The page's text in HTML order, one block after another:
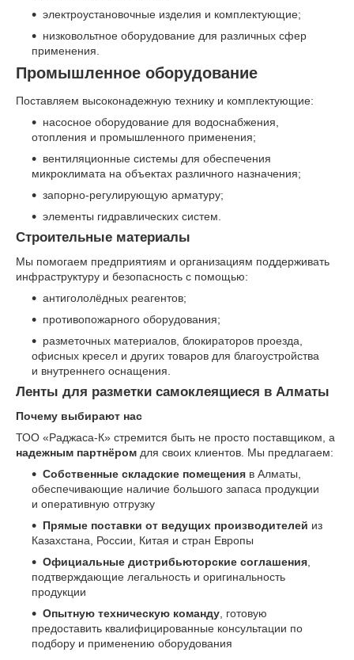
электроустановочные изделия и комплектующие;
низковольтное оборудование для различных сфер
применения.
Промышленное оборудование
Поставляем высоконадежную технику и комплектующие:
насосное оборудование для водоснабжения,
отопления и промышленного применения;
вентиляционные системы для обеспечения
микроклимата на объектах различного назначения;
запорно-регулирующую арматуру;
элементы гидравлических систем.
Строительные материалы
Мы помогаем предприятиям и организациям поддерживать
инфраструктуру и безопасность с помощью:
антигололёдных реагентов;
противопожарного оборудования;
разметочных материалов, блокираторов проезда,
офисных кресел и других товаров для благоустройства
и внутреннего оснащения.
Ленты для разметки самоклеящиеся в Алматы
Почему выбирают нас
ТОО «Раджаса-К» стремится быть не просто поставщиком, а
надежным партнёром для своих клиентов. Мы предлагаем:
Собственные складские помещения в Алматы,
обеспечивающие наличие большого запаса продукции
и оперативную отгрузку
Прямые поставки от ведущих производителей из
Казахстана, России, Китая и стран Европы
Официальные дистрибьюторские соглашения
подтверждающие легальность и оригинальность
продукции
Опытную техническую команду , готовую
предоставить квалифицированные консультации по
подбору и применению оборудования